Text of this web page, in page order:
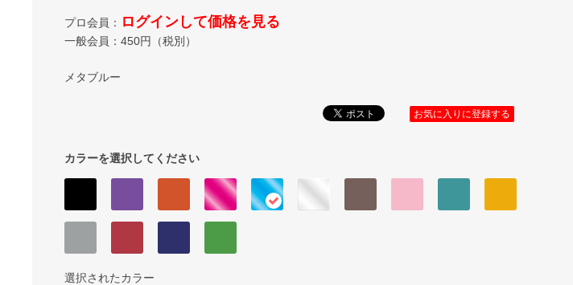
プロ会員： ログインして価格を見る
一般会員： 450円（税別）
メタブルー
お気に入りに登録する
カラーを選択してください
選択されたカラー